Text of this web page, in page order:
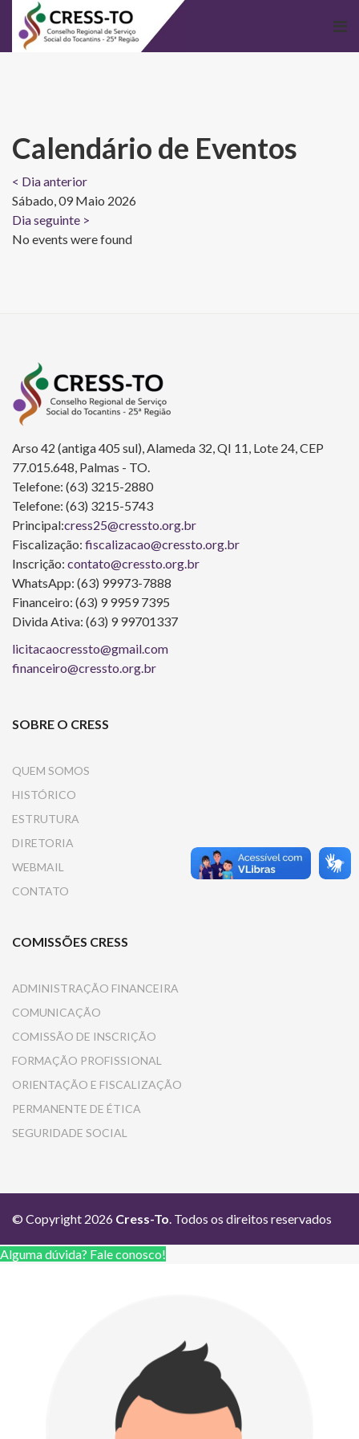
Calendário de Eventos
< Dia anterior
Sábado, 09 Maio 2026
Dia seguinte >
No events were found
Arso 42 (antiga 405 sul), Alameda 32, QI 11, Lote 24, CEP
77.015.648, Palmas - TO.
Telefone: (63) 3215-2880
Telefone: (63) 3215-5743
Principal:cress25@cressto.org.br
Fiscalização: fiscalizacao@cressto.org.br
Inscrição: contato@cressto.org.br
WhatsApp: (63) 99973-7888
Financeiro: (63) 9 9959 7395
Divida Ativa: (63) 9 99701337
licitacaocressto@gmail.com
financeiro@cressto.org.br
SOBRE O CRESS
QUEM SOMOS
HISTÓRICO
ESTRUTURA
DIRETORIA
WEBMAIL
CONTATO
COMISSÕES CRESS
ADMINISTRAÇÃO FINANCEIRA
COMUNICAÇÃO
COMISSÃO DE INSCRIÇÃO
FORMAÇÃO PROFISSIONAL
ORIENTAÇÃO E FISCALIZAÇÃO
PERMANENTE DE ÉTICA
SEGURIDADE SOCIAL
© Copyright 2026 Cress-To. Todos os direitos reservados
Alguma dúvida? Fale conosco!